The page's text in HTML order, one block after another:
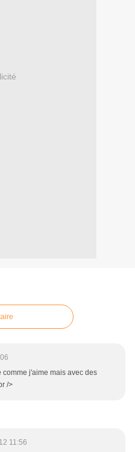
j'aime mais avec des
/>
11:56